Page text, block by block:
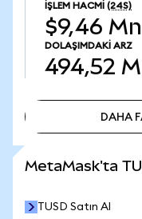
İŞLEM HACMI (24S)
$9,46 Mn
DOLAŞIMDAKI ARZ
494,52
DAHA
MetaMask'ta
TUSD Satın Al